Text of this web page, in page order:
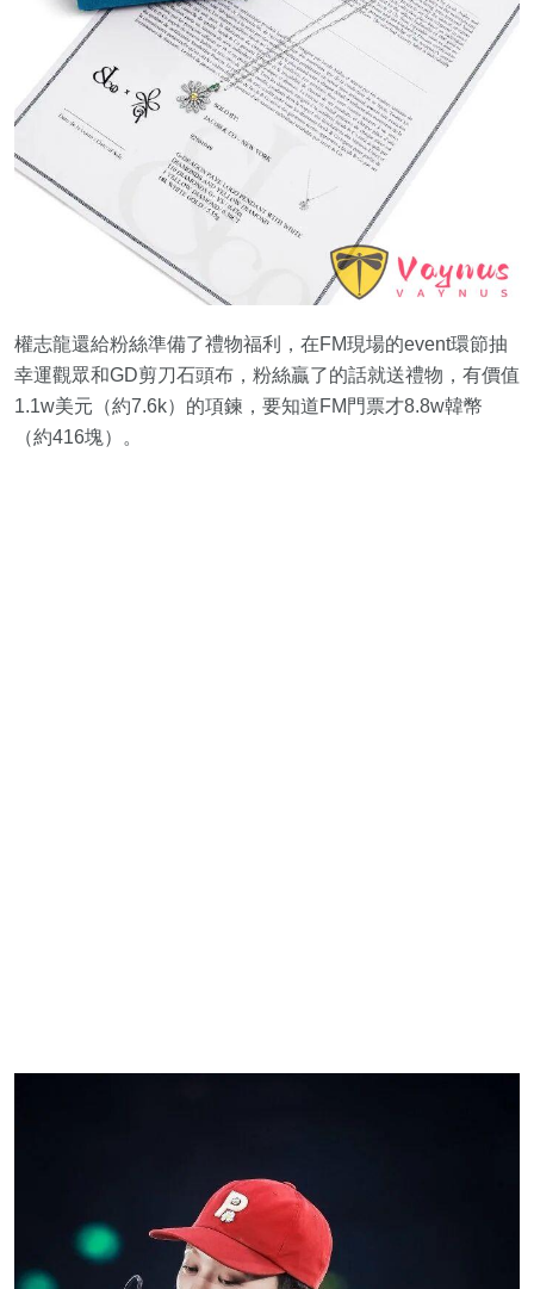
權志龍還給粉絲準備了禮物福利，在FM現場的event環節抽
幸運觀眾和GD剪刀石頭布，粉絲贏了的話就送禮物，有價值
1.1w美元（約7.6k）的項鍊，要知道FM門票才8.8w韓幣
（約416塊）。